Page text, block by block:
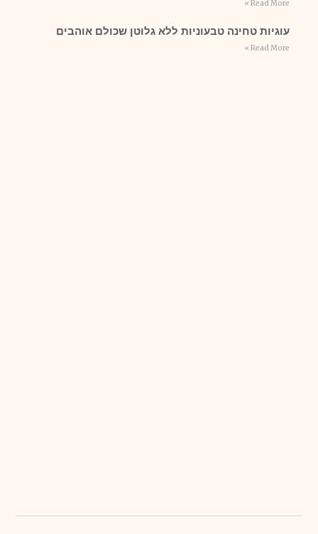
Read More »
עוגיות טחינה טבעוניות ללא גלוטן שכולם אוהבים
Read More »